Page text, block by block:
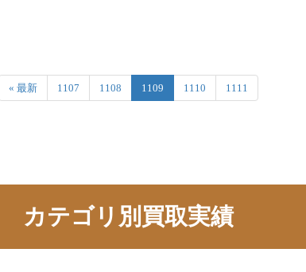
« 最新 1107 1108 1109 1110 1111
カテゴリ別買取実績